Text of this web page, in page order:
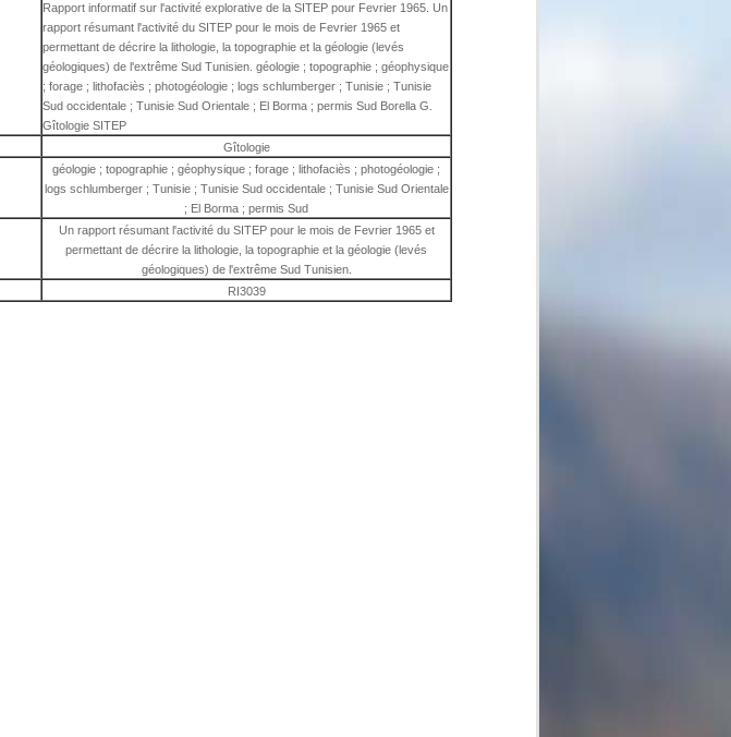
Rapport informatif sur l'activité explorative de la SITEP pour Fevrier 1965. Un
rapport résumant l'activité du SITEP pour le mois de Fevrier 1965 et
permettant de décrire la lithologie, la topographie et la géologie (levés
géologiques) de l'extrême Sud Tunisien. géologie ; topographie ; géophysique
; forage ; lithofaciès ; photogéologie ; logs schlumberger ; Tunisie ; Tunisie
Sud occidentale ; Tunisie Sud Orientale ; El Borma ; permis Sud Borella G.
Gîtologie SITEP
Gîtologie
géologie ; topographie ; géophysique ; forage ; lithofaciès ; photogéologie ;
logs schlumberger ; Tunisie ; Tunisie Sud occidentale ; Tunisie Sud Orientale
; El Borma ; permis Sud
Un rapport résumant l'activité du SITEP pour le mois de Fevrier 1965 et
permettant de décrire la lithologie, la topographie et la géologie (levés
géologiques) de l'extrême Sud Tunisien.
RI3039